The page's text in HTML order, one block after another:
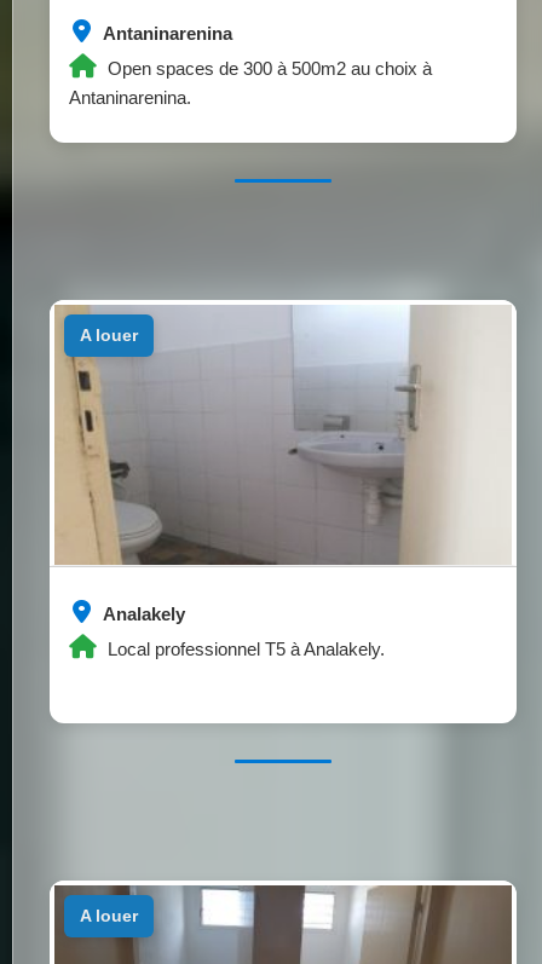
Antaninarenina
Open spaces de 300 à 500m2 au choix à
Antaninarenina.
Analakely
Local professionnel T5 à Analakely.
a louer
a louer